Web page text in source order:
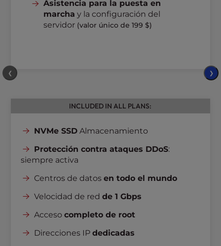
Asistencia para la puesta en
marcha y la configuración del
servidor (valor único de 199 $)
INCLUDED IN ALL PLANS:
NVMe SSD Almacenamiento
Protección contra ataques DDoS:
siempre activa
Centros de datosen todo el mundo
Velocidad de redde 1 Gbps
Accesocompleto de root
Direcciones IPdedicadas
❮ ❯